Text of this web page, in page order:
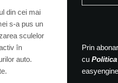
din cei mai
s-a pus un
sculelor
în
auto.
Prin
cu